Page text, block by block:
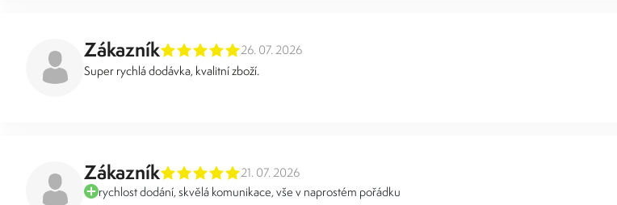
Zákazník 26. 07. 2026
Super rychlá dodávka, kvalitní zboží.
Zákazník 21. 07. 2026
rychlost dodání, skvělá komunikace, vše v naprostém pořádku